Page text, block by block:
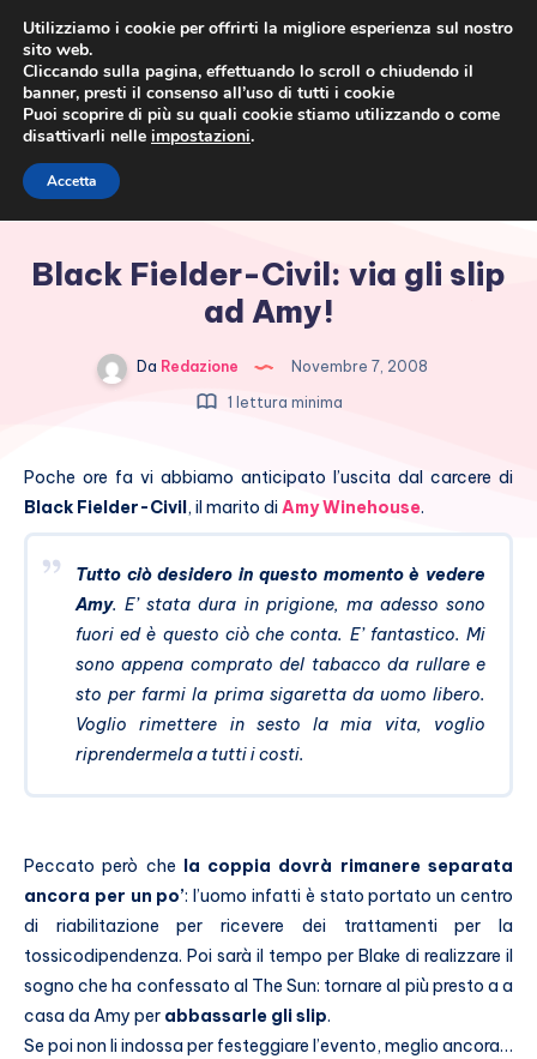
Black Fielder-Civil: via gli slip
ad Amy!
Da Redazione
Novembre 7, 2008
1 lettura minima
Poche ore fa vi abbiamo anticipato l’uscita dal carcere di
Black Fielder-Civil , il marito diAmy Winehouse.
Tutto ciò desidero in questo momento è vedere
Amy. E’ stata dura in prigione, ma adesso sono
fuori ed è questo ciò che conta. E’ fantastico. Mi
sono appena comprato del tabacco da rullare e
sto per farmi la prima sigaretta da uomo libero.
Voglio rimettere in sesto la mia vita, voglio
riprendermela a tutti i costi.
Peccato però che la coppia dovrà rimanere separata
ancora per un po’: l’uomo infatti è stato portato un centro
di riabilitazione per ricevere dei trattamenti per la
tossicodipendenza. Poi sarà il tempo per Blake di realizzare il
sogno che ha confessato al The Sun: tornare al più presto a a
casa da Amy per abbassarle gli slip.
Se poi non li indossa per festeggiare l’evento, meglio ancora…
Utilizziamo i cookie per offrirti la migliore esperienza sul nostro
sito web.
Cliccando sulla pagina, effettuando lo scroll o chiudendo il
banner, presti il consenso all’uso di tutti i cookie
Puoi scoprire di più su quali cookie stiamo utilizzando o come
disattivarli nelle impostazioni.
Accetta